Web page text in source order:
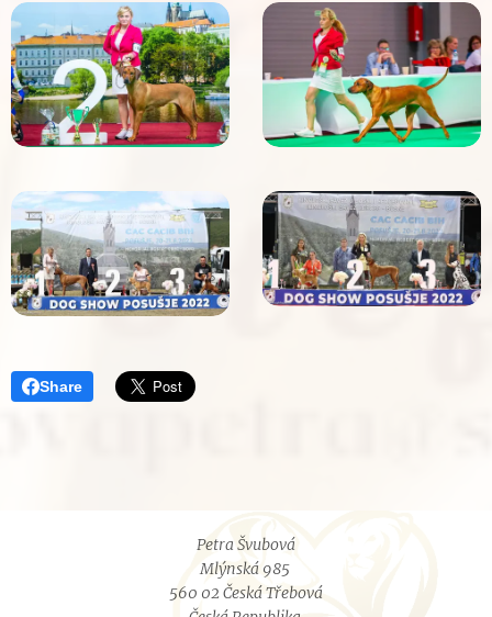
Share
Petra Švubová
Mlýnská 985
560 02 Česká Třebová